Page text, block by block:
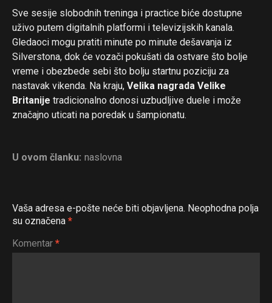
Sve sesije slobodnih treninga i practice biće dostupne
uživo putem digitalnih platformi i televizijskih kanala.
Gledaoci mogu pratiti minute po minute dešavanja iz
Silverstona, dok će vozači pokušati da ostvare što bolje
vreme i obezbede sebi što bolju startnu poziciju za
nastavak vikenda. Na kraju, Velika nagrada Velike
Britanije tradicionalno donosi uzbudljive duele i može
značajno uticati na poredak u šampionatu.
U ovom članku: naslovna
Vaša adresa e-pošte neće biti objavljena. Neophodna polja
su označena *
Komentar *